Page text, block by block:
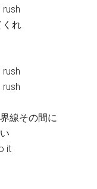
くれ
線その間に
it